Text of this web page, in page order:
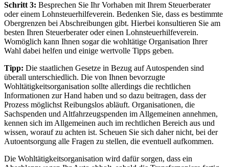
Schritt 3: Besprechen Sie Ihr Vorhaben mit Ihrem Steuerberater
oder einem Lohnsteuerhilfeverein. Bedenken Sie, dass es bestimmte
Obergrenzen bei Abschreibungen gibt. Hierbei konsultieren Sie am
besten Ihren Steuerberater oder einen Lohnsteuerhilfeverein.
Womöglich kann Ihnen sogar die wohltätige Organisation Ihrer
Wahl dabei helfen und einige wertvolle Tipps geben.
Tipp: Die staatlichen Gesetze in Bezug auf Autospenden sind
überall unterschiedlich. Die von Ihnen bevorzugte
Wohltätigkeitsorganisation sollte allerdings die rechtlichen
Informationen zur Hand haben und so dazu beitragen, dass der
Prozess möglichst Reibungslos abläuft. Organisationen, die
Sachspenden und Altfahrzeugspenden im Allgemeinen annehmen,
kennen sich im Allgemeinen auch im rechtlichen Bereich aus und
wissen, worauf zu achten ist. Scheuen Sie sich daher nicht, bei der
Autoentsorgung alle Fragen zu stellen, die eventuell aufkommen.
Die Wohltätigkeitsorganisation wird dafür sorgen, dass ein